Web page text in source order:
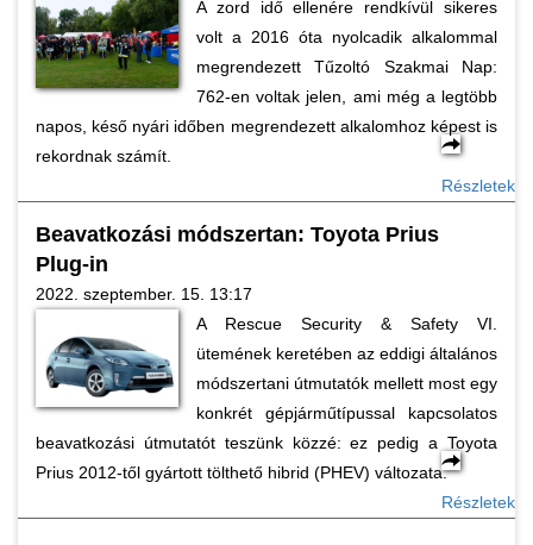
A zord idő ellenére rendkívül sikeres
volt a 2016 óta nyolcadik alkalommal
megrendezett Tűzoltó Szakmai Nap:
762-en voltak jelen, ami még a legtöbb
napos, késő nyári időben megrendezett alkalomhoz képest is
rekordnak számít.
Részletek
Beavatkozási módszertan: Toyota Prius
Plug-in
2022. szeptember. 15. 13:17
A Rescue Security & Safety VI.
ütemének keretében az eddigi általános
módszertani útmutatók mellett most egy
konkrét gépjárműtípussal kapcsolatos
beavatkozási útmutatót teszünk közzé: ez pedig a Toyota
Prius 2012-től gyártott tölthető hibrid (PHEV) változata.
Részletek